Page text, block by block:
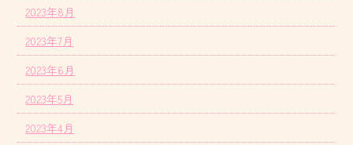
2023年8月
2023年7月
2023年6月
2023年5月
2023年4月